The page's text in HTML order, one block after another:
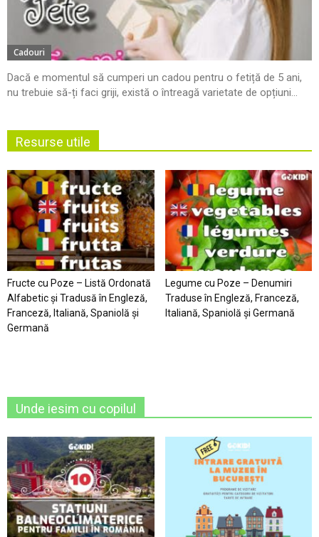
Cadouri
Dacă e momentul să cumperi un cadou pentru o fetiță de 5 ani,
nu trebuie să-ți faci griji, există o întreagă varietate de opțiuni...
Resurse utile
Fructe cu Poze – Listă Ordonată
Alfabetic şi Tradusă în Engleză,
Franceză, Italiană, Spaniolă şi
Germană
Legume cu Poze – Denumiri
Traduse în Engleză, Franceză,
Italiană, Spaniolă şi Germană
Unde iesim cu copilul